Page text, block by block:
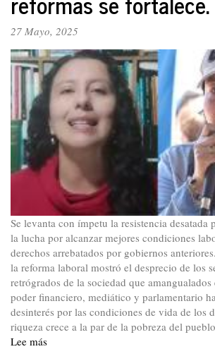
27 Mayo, 2025
Se levanta con ímpetu la resistencia desatada
la lucha por alcanzar mejores condiciones
derechos arrebatados por gobiernos
la reforma laboral mostró el desprecio de los
retrógrados de la sociedad que
poder financiero, mediático y parlamentario
desinterés por las condiciones de vida de los
riqueza crece a la par de la pobreza del
Lee más